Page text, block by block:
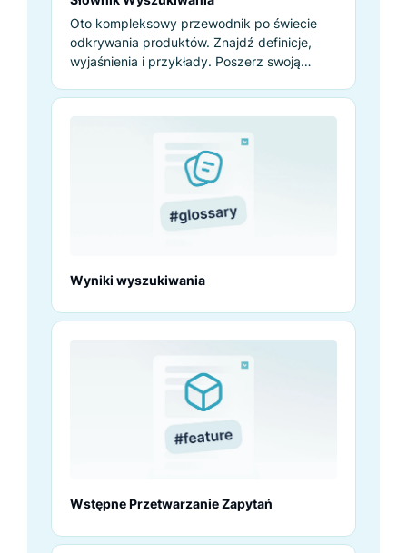
Oto kompleksowy przewodnik po świecie
odkrywania produktów. Znajdź definicje,
wyjaśnienia i przykłady. Poszerz swoją
Wyniki wyszukiwania
Wstępne Przetwarzanie Zapytań